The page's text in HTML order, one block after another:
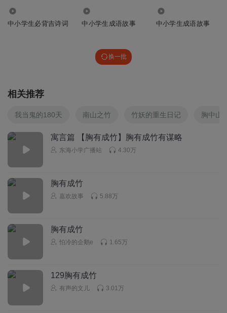
中小学生必背吉诗词 中小学生成语故事 中小学生成语故事
换一批
相关推荐
我当鬼的180天 南山之竹 竹妖的重生日记 胸中山
寓言篇 【胸有成竹】胸有成竹有谋略
东海小学广播站 4.30万
胸有成竹
嘉欢故事 5.88万
胸有成竹
怕冷的企鹅e 1.65万
129胸有成竹
有声的文儿 3.01万